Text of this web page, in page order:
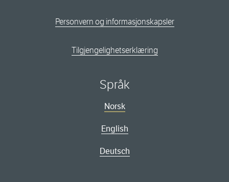
Personvern og informasjonskapsler
Tilgjengelighetserklæring
Språk
Norsk
English
Deutsch